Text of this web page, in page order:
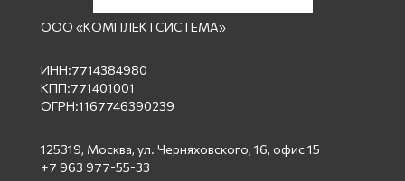
ООО «КОМПЛЕКТСИСТЕМА»
ИНН:7714384980
КПП:771401001
ОГРН:1167746390239
125319, Москва, ул. Черняховского, 16, офис 15
+7 963 977-55-33